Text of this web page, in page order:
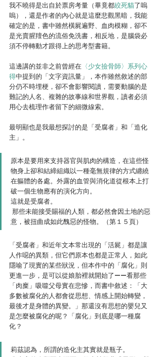
我不曉得是出自於票房考量（畢竟都絞死貓了嗚
嗚），還是作者的內心就是這麼悲觀黑暗，我能
確定的是，書中雖然橫屍遍野、血肉模糊，卻不
是光賣腥羶色的流俗免洗書，相反地，是腦袋必
須不停轉動才跟得上的思考型書籍。
這邊講的並非之前曾經在 〈少女撿骨師〉系列心
得中提到的「文字資訊量」，本作雖然敘述的部
分仍不時埋梗，卻不會影響閱讀，需要動腦的是
難記的人名、複雜的故事線和世界觀，讀者必須
用心去梳理作者留下的細微線索。
最明顯也是我最想探討的是「受腐者」和「造化
主」。
原本是要用來支持器官與肌肉的構造，在這些怪
物身上卻和結締組織以一種毫無規律的方式纏繞
在軀體的各處。外露的血管與消化道從根本上打
破一個生物應有的演化方向。
這就是受腐者。
意，被扭曲成如此醜惡的怪物。（第１５頁）
「受腐者」和近年文本常出現的「活屍」都是讓
人作噁的異類，但它們原本也都是正常人，如此
隱喻了現實的某些狀況，但本作中的「腐化」則
更進一步，是可以從娘胎裡就開始了——看那些
「肉糜」吸噬父母實在悲慘，而書中敘述：「大
多數被腐化的人都會從思想、情感上開始轉變，
最後才是身體的異變。」那還沒有思想的嬰兒又
是怎麼被腐化的呢？「腐化」到底是哪一種腐
化？
莉茲認為，所謂的造化主其實就是瓶子。